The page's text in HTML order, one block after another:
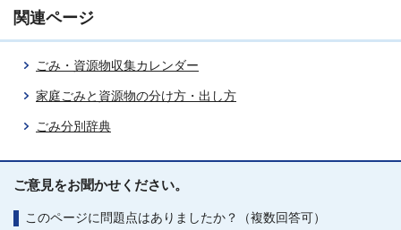
関連ページ
ごみ・資源物収集カレンダー
家庭ごみと資源物の分け方・出し方
ごみ分別辞典
ご意見をお聞かせください。
このページに問題点はありましたか？（複数回答可）